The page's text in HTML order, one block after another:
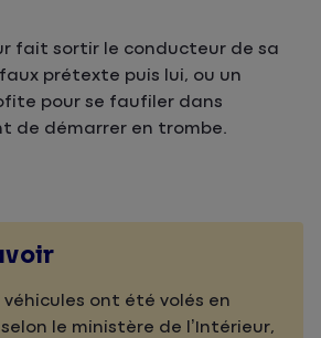
fait sortir le conducteur de sa
prétexte puis lui, ou un
pour se faufiler dans
de démarrer en trombe.
véhicules ont été volés en
le ministère de l’Intérieur,